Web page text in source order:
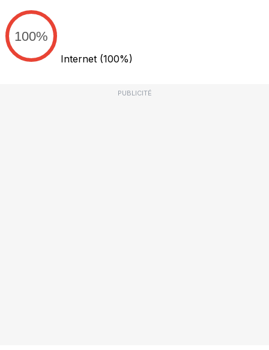
100%
Internet (100%)
PUBLICITÉ